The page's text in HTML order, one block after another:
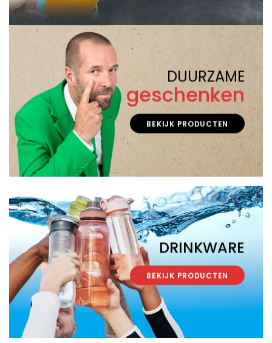
DUURZAME
geschenken
BEKIJK PRODUCTEN
DRINKWARE
BEKIJK PRODUCTEN